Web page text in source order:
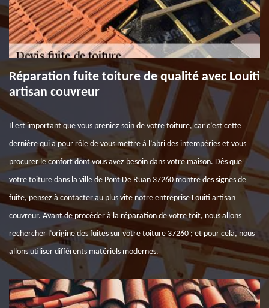
Réparation fuite toiture de qualité avec Louiti
artisan couvreur
Il est important que vous preniez soin de votre toiture, car c’est cette
dernière qui a pour rôle de vous mettre à l’abri des intempéries et vous
procurer le confort dont vous avez besoin dans votre maison. Dès que
votre toiture dans la ville de Pont De Ruan 37260 montre des signes de
fuite, pensez à contacter au plus vite notre entreprise Louiti artisan
couvreur. Avant de procéder à la réparation de votre toit, nous allons
rechercher l’origine des fuites sur votre toiture 37260 ; et pour cela, nous
allons utiliser différents matériels modernes.